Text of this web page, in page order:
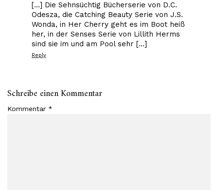
[…] Die Sehnsüchtig Bücherserie von D.C.
Odesza, die Catching Beauty Serie von J.S.
Wonda, in Her Cherry geht es im Boot heiß
her, in der Senses Serie von Lillith Herms
sind sie im und am Pool sehr […]
Reply
Schreibe einen Kommentar
Kommentar *